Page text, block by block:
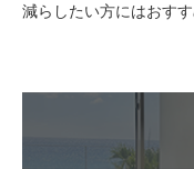
減らしたい方にはおすす